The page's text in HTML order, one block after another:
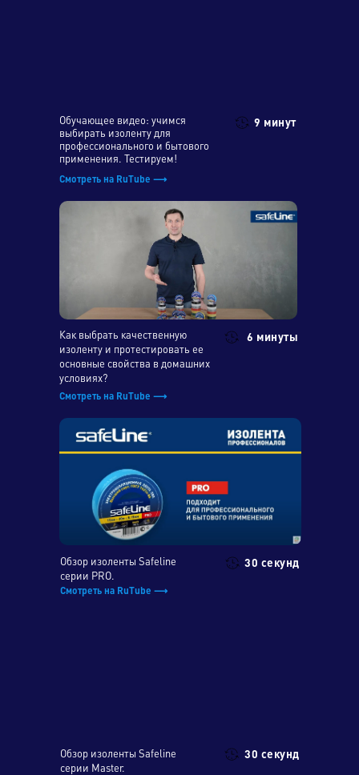
Обучающее видео: учимся
выбирать изоленту для
профессионального и бытового
применения. Тестируем!
Как выбрать качественную
изоленту и протестировать ее
основные свойства в домашних
условиях?
Обзор изоленты Safeline
серии PRO.
Смотреть на RuTube ⟶
Смотреть на RuTube ⟶
Смотреть на RuTube ⟶
9 минут
6 минуты
30 секунд
Обзор изоленты Safeline
серии Master.
30 секунд